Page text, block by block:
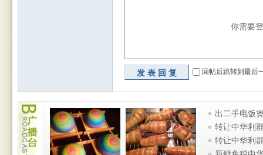
你需要
发表回复 回帖后跳转到最后
出二手电饭
烧水壶 厨房
转让中华利
条
转让中华利
条